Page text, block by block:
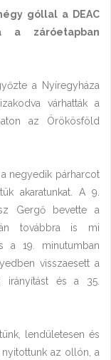
góllal a DEAC
a záróetapban
a Nyíregyháza
várhatták a
az Örökösföld
negyedik párharcot
akaratunkat. A 9.
Gergő bevette a
továbbra is mi
a 19. minutumban
visszaesett a
irányítást és a 35.
lendületesen és
az ollón, a